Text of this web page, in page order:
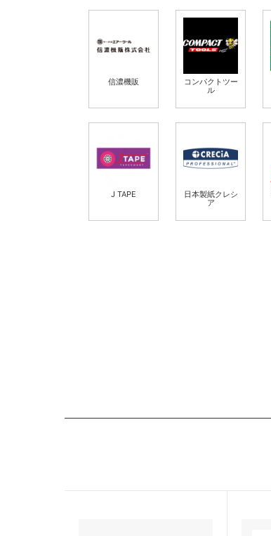
信濃機販
コンパクトツー
ル
J TAPE
日本製紙クレシ
ア